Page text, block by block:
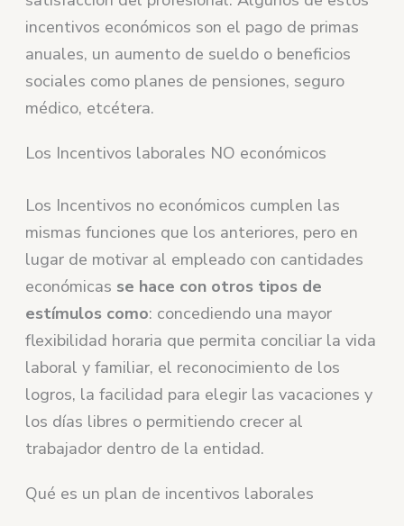
incentivos económicos son el pago de primas
anuales, un aumento de sueldo o beneficios
sociales como planes de pensiones, seguro
médico, etcétera.
Los Incentivos laborales NO económicos
Los Incentivos no económicos cumplen las
mismas funciones que los anteriores, pero en
lugar de motivar al empleado con cantidades
económicas se hace con otros tipos de
estímulos como: concediendo una mayor
flexibilidad horaria que permita conciliar la vida
laboral y familiar, el reconocimiento de los
logros, la facilidad para elegir las vacaciones y
los días libres o permitiendo crecer al
trabajador dentro de la entidad.
Qué es un plan de incentivos laborales